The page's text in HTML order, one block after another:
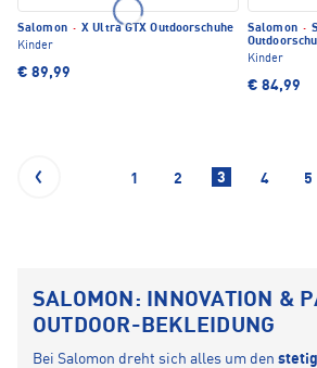
Salomon · X Ultra GTX Outdoorschuhe
Kinder
€ 89,99
Salomon ·
Kinder
€ 84,99
1 2 3 4 5
SALOMON: INNOVATION &
OUTDOOR-BEKLEIDUNG
Bei Salomon dreht sich alles um den